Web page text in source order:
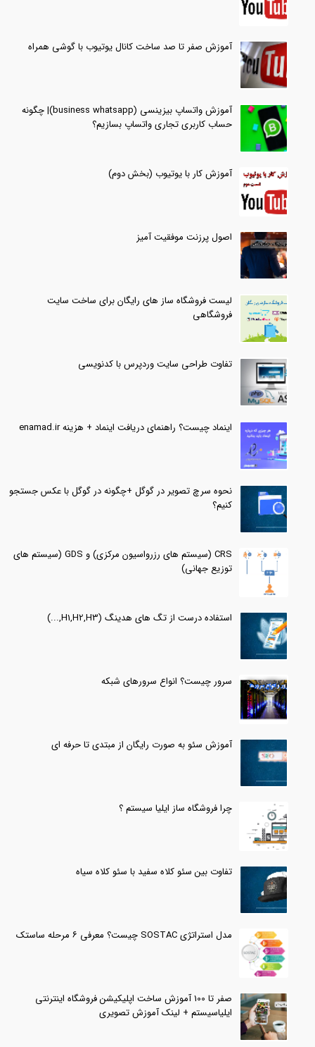
آموزش صفر تا صد ساخت کانال یوتیوب با گوشی همراه
آموزش واتساپ بیزینسی (business whatsapp)| چگونه
حساب کاربری تجاری واتساپ بسازیم؟
آموزش کار با یوتیوب (بخش دوم)
اصول پرزنت موفقیت آمیز
لیست فروشگاه ساز های رایگان برای ساخت سایت
فروشگاهی
تفاوت طراحی سایت وردپرس با کدنویسی
اینماد چیست؟ راهنمای دریافت اینماد + هزینه enamad.ir
نحوه سرچ تصویر در گوگل +چگونه در گوگل با عکس جستجو
کنیم؟
CRS (سیستم های رزرواسیون مرکزی) و GDS (سیستم های
توزیع جهانی)
استفاده درست از تگ های هدینگ (H1,H2,H3,...)
سرور چیست؟ انواع سرورهای شبکه
آموزش سئو به صورت رایگان از مبتدی تا حرفه ای
چرا فروشگاه ساز ایلیا سیستم ؟
تفاوت بین سئو کلاه سفید با سئو کلاه سیاه
مدل استراتژی SOSTAC چیست؟ معرفی ۶ مرحله ساستک
صفر تا 100 آموزش ساخت اپلیکیشن فروشگاه اینترنتی
ایلیاسیستم + لینک آموزش تصویری